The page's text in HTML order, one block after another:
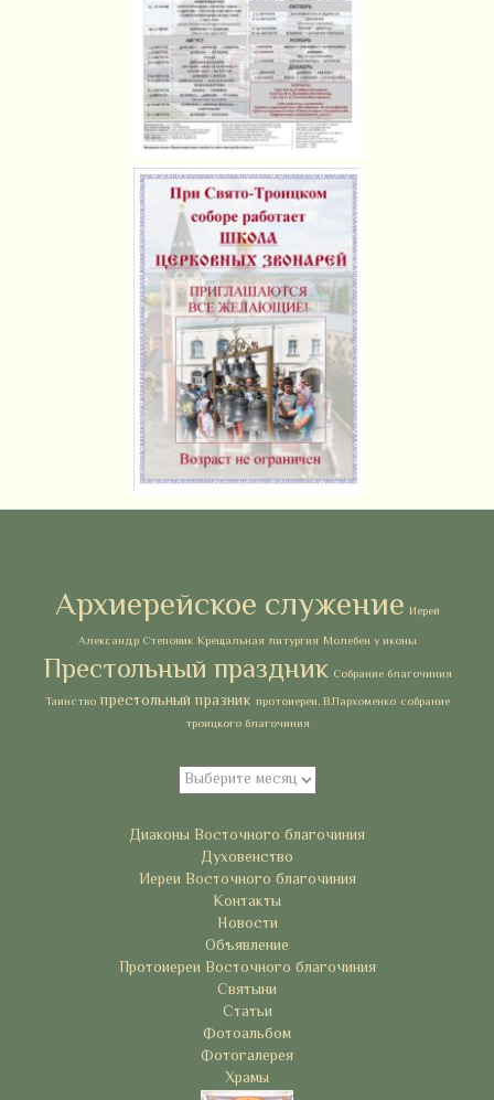
Архиерейское служение Иерей
Александр Степовик Крещальная литургия Молебен у иконы
Престольный праздник Собрание благочиния
Таинство престольный празник протоиереи. В.Пархоменко собрание
троицкого благочиния
Архивы
Диаконы Восточного благочиния
Духовенство
Иереи Восточного благочиния
Контакты
Новости
Объявление
Протоиереи Восточного благочиния
Святыни
Статьи
Фотоальбом
Фотогалерея
Храмы